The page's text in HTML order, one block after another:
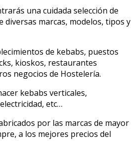
una cuidada selección de
diversas marcas, modelos, tipos y
de kebabs, puestos
kioskos, restaurantes
negocios de Hostelería.
kebabs verticales,
etc…
por las marcas de mayor
a los mejores precios del